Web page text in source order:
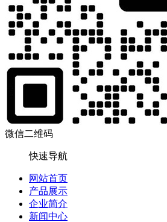
微信二维码
快速导航
网站首页
产品展示
企业简介
新闻中心